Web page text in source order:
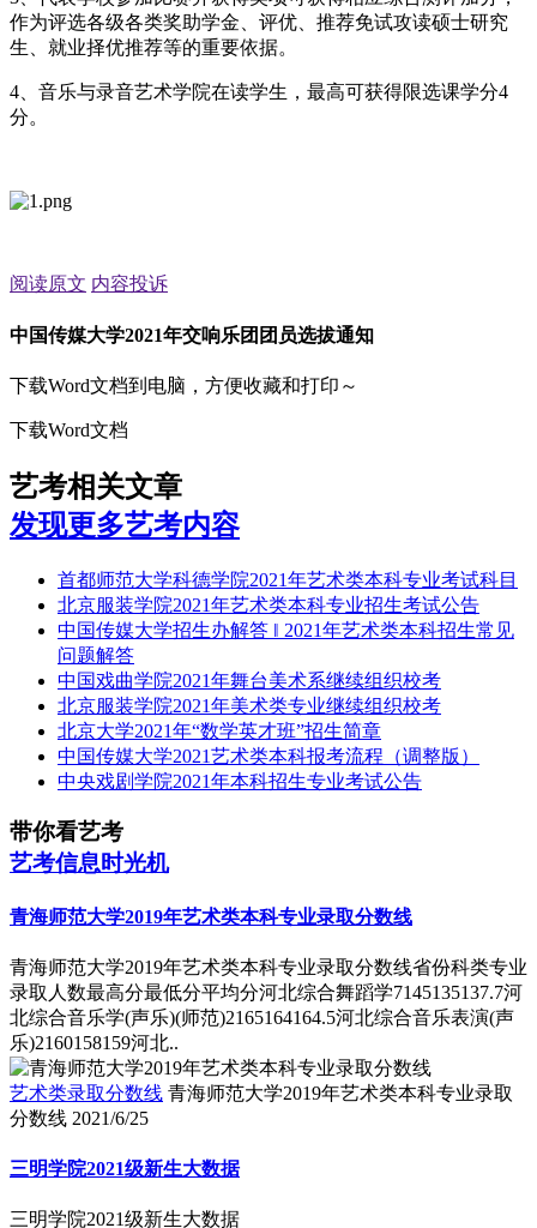
作为评选各级各类奖助学金、评优、推荐免试攻读硕士研究
生、就业择优推荐等的重要依据。
4、音乐与录音艺术学院在读学生，最高可获得限选课学分4
分。
阅读原文 内容投诉
中国传媒大学2021年交响乐团团员选拔通知
下载Word文档到电脑，方便收藏和打印～
下载Word文档
艺考相关文章
发现更多艺考内容
首都师范大学科德学院2021年艺术类本科专业考试科目
北京服装学院2021年艺术类本科专业招生考试公告
中国传媒大学招生办解答 ‖ 2021年艺术类本科招生常见
问题解答
中国戏曲学院2021年舞台美术系继续组织校考
北京服装学院2021年美术类专业继续组织校考
北京大学2021年“数学英才班”招生简章
中国传媒大学2021艺术类本科报考流程（调整版）
中央戏剧学院2021年本科招生专业考试公告
带你看艺考
艺考信息时光机
青海师范大学2019年艺术类本科专业录取分数线
青海师范大学2019年艺术类本科专业录取分数线省份科类专业
录取人数最高分最低分平均分河北综合舞蹈学7145135137.7河
北综合音乐学(声乐)(师范)2165164164.5河北综合音乐表演(声
乐)2160158159河北..
艺术类录取分数线 青海师范大学2019年艺术类本科专业录取
分数线 2021/6/25
三明学院2021级新生大数据
三明学院2021级新生大数据